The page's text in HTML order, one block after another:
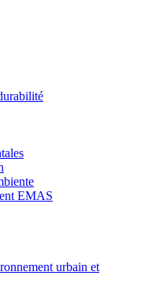
EMAS
urbain et